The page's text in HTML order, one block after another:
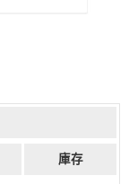
庫存